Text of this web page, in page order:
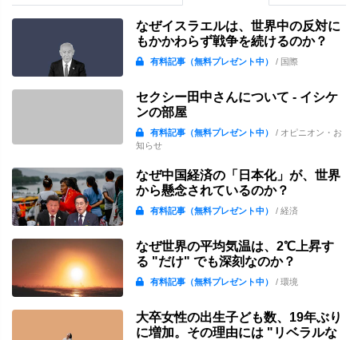
なぜイスラエルは、世界中の反対に
もかかわらず戦争を続けるのか？
有料記事（無料プレゼント中）/ 国際
セクシー田中さんについて - イシケ
ンの部屋
有料記事（無料プレゼント中）/ オピニオン・お
知らせ
なぜ中国経済の「日本化」が、世界
から懸念されているのか？
有料記事（無料プレゼント中）/ 経済
なぜ世界の平均気温は、2℃上昇す
る "だけ" でも深刻なのか？
有料記事（無料プレゼント中）/ 環境
大卒女性の出生子ども数、19年ぶり
に増加。その理由には "リベラルな